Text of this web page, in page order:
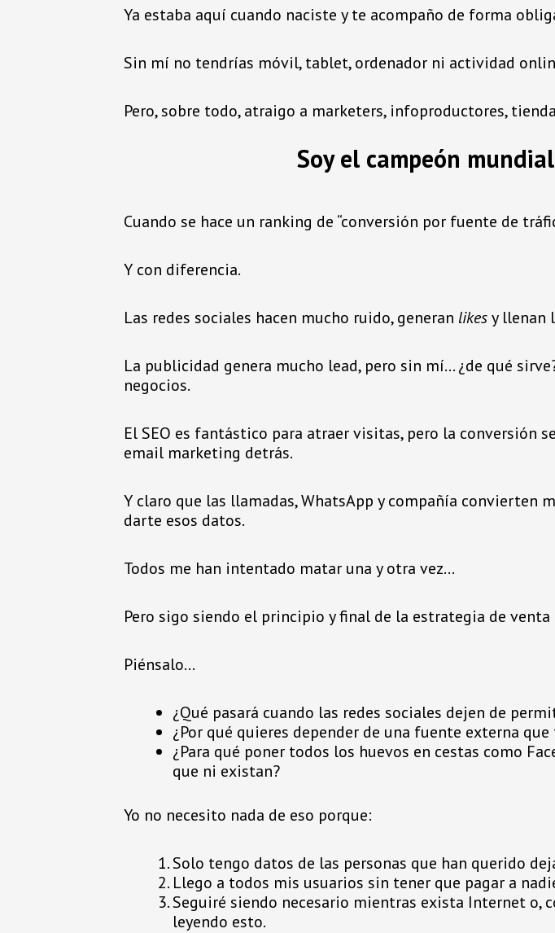
Ya estaba aquí cuando naciste y te acompaño de forma
Sin mí no tendrías móvil, tablet, ordenador ni actividad
Pero, sobre todo, atraigo a marketers, infoproductores,
Soy el campeón
Cuando se hace un ranking de “conversión por fuente de
Y con diferencia.
Las redes sociales hacen mucho ruido, generan likesy llenan
La publicidad genera mucho lead, pero sin mí… ¿de qué
negocios.
El SEO es fantástico para atraer visitas, pero la conversión
email marketing detrás.
Y claro que las llamadas, WhatsApp y compañía convierten
darte esos datos.
Todos me han intentado matar una y otra vez…
Pero sigo siendo el principio y final de la estrategia de
Piénsalo…
¿Qué pasará cuando las redes sociales dejen de
¿Por qué quieres depender de una fuente externa
¿Para qué poner todos los huevos en cestas como
que ni existan?
Yo no necesito nada de eso porque:
Solo tengo datos de las personas que han querido
Llego a todos mis usuarios sin tener que pagar a
Seguiré siendo necesario mientras exista Internet o,
leyendo esto.